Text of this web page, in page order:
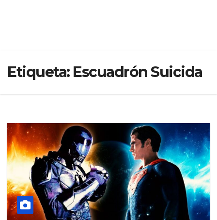
Etiqueta: Escuadrón Suicida